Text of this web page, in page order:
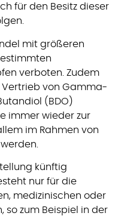
für den Besitz dieser
mit größeren
verboten. Zudem
von Gamma-
(BDO)
immer wieder zur
im Rahmen von
künftig
nur für die
medizinischen oder
so zum Beispiel in der